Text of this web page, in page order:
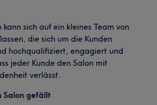
sich auf ein kleines Team von
die sich um die Kunden
hochqualifiziert, engagiert und
jeder Kunde den Salon mit
verlässt.
Salon gefällt